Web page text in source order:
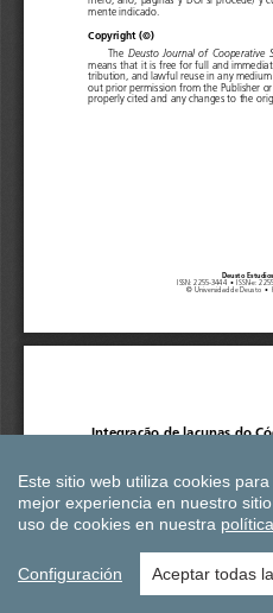
Este sitio web utiliza cookies
mejor experiencia en nuestro sitio
uso de cookies en nuestra
Configuración Aceptar todas